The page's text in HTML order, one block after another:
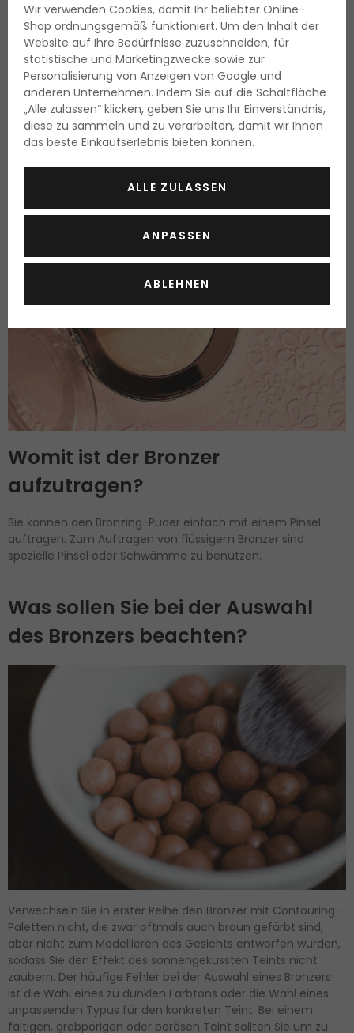
optisch verschmälern oder die Nase formen. Wie sollen Sie
vorgehen? Tragen Sie zuerst Make-up auf die Haut auf,
fixieren Sie es mit Puder und betonen Sie die Wangen mit
Blush. Jetzt kommt der Bronzer dran. Dieser wird zumeist je
nach dem wünschenswerten Effekt unterhalb der
Wangenknochenerhebung, an der Haarlinie entlang auf der
Stirn, seitlich an den Nasenflügeln, unterhalb des Kiefers, auf
dem Schlüsselbein, auf den Schultern und am Dekolletee
aufgetragen.
Womit ist der Bronzer
aufzutragen?
Sie können den Bronzing-Puder einfach mit einem Pinsel
auftragen. Zum Auftragen von flüssigem Bronzer sind
spezielle Pinsel oder Schwämme zu benutzen.
Was sollen Sie bei der Auswahl
des Bronzers beachten?
Verwechseln Sie in erster Reihe den Bronzer mit Contouring-
Paletten nicht, die zwar oftmals auch braun gefärbt sind,
aber nicht zum Modellieren des Gesichts entworfen wurden,
sodass Sie den Effekt des sonnengeküssten Teints nicht
zaubern. Der häufige Fehler bei der Auswahl eines Bronzers
ist die Wahl eines zu dunklen Farbtons oder die Wahl eines
unpassenden Typus für den konkreten Teint. Bei einem
faltigen, grobporigen oder porösen Teint sollten Sie um zu
Wir verwenden Cookies, damit Ihr beliebter Online-
Shop ordnungsgemäß funktioniert. Um den Inhalt der
Website auf Ihre Bedürfnisse zuzuschneiden, für
statistische und Marketingzwecke sowie zur
Personalisierung von Anzeigen von Google und
anderen Unternehmen. Indem Sie auf die Schaltfläche
„Alle zulassen“ klicken, geben Sie uns Ihr Einverständnis,
diese zu sammeln und zu verarbeiten, damit wir Ihnen
das beste Einkaufserlebnis bieten können.
ALLE ZULASSEN
ANPASSEN
ABLEHNEN